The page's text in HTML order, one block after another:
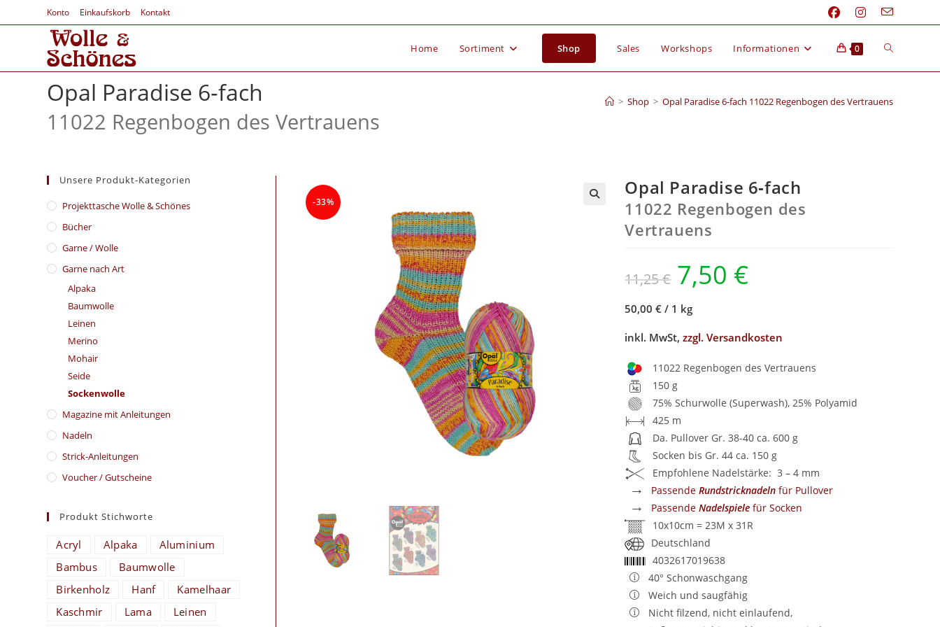
Konto Einkaufskorb Kontakt
Home Sortiment Shop Sales Workshops Informationen 0
Opal Paradise 6‑fach
11022 Regenbogen des Vertrauens
> Shop > Opal Paradise 6‑fach 11022 Regenbogen des Vertrauens
-33%
Opal Paradise 6‑fach
11022 Regenbogen des
Vertrauens
11,25€ 7,50 €
50,00 € / 1 kg
inkl. MwSt,zzgl. Versandkosten
11022 Regenbogen des Vertrauens
150 g
75% Schurwolle (Superwash), 25% Polyamid
425 m
Da. Pullover Gr. 38-40 ca. 600 g
Socken bis Gr. 44 ca. 150 g
Empfohlene Nadelstärke: 3 – 4 mm
→ PassendeRundstricknadeln für Pullover
→ PassendeNadelspiele für Socken
10x10cm = 23M x 31R
Deutschland
4032617019638
40° Schonwaschgang
Weich und saugfähig
Nicht filzend, nicht einlaufend,
Unsere Produkt-Kategorien
​Projekttasche Wolle & Schönes
Bücher
Garne / Wolle
Garne nach Art
Alpaka
Baumwolle
Leinen
Merino
Mohair
Seide
Sockenwolle
Magazine mit Anleitungen
Nadeln
Strick-Anleitungen
Voucher / Gutscheine
Produkt Stichworte
Acryl Alpaka
Aluminium
Bambus
Baumwolle
Birkenholz
Hanf
Kamelhaar
Kaschmir
Lama
Leinen